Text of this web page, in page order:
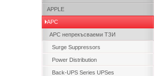
APPLE
APC
APC непрекъсваеми ТЗИ
Surge Suppressors
Power Distribution
Back-UPS Series UPSes